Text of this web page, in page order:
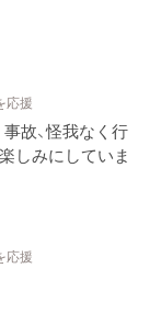
応援
故、怪我なく行
しみにしていま
応援